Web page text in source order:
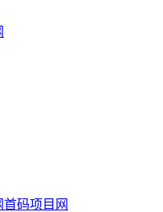
首码项目网